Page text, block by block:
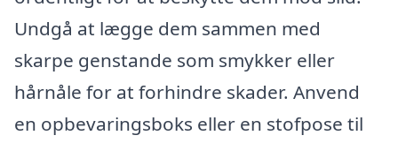
Undgå at lægge dem sammen med
skarpe genstande som smykker eller
hårnåle for at forhindre skader. Anvend
en opbevaringsboks eller en stofpose til